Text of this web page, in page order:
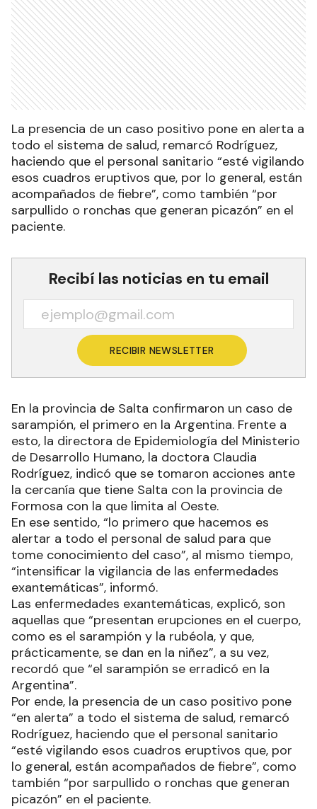
La presencia de un caso positivo pone en alerta a
todo el sistema de salud, remarcó Rodríguez,
haciendo que el personal sanitario “esté vigilando
esos cuadros eruptivos que, por lo general, están
acompañados de fiebre”, como también “por
sarpullido o ronchas que generan picazón” en el
paciente.
Recibí las noticias en tu email
RECIBIR NEWSLETTER
En la provincia de Salta confirmaron un caso de
sarampión, el primero en la Argentina. Frente a
esto, la directora de Epidemiología del Ministerio
de Desarrollo Humano, la doctora Claudia
Rodríguez, indicó que se tomaron acciones ante
la cercanía que tiene Salta con la provincia de
Formosa con la que limita al Oeste.
En ese sentido, “lo primero que hacemos es
alertar a todo el personal de salud para que
tome conocimiento del caso”, al mismo tiempo,
“intensificar la vigilancia de las enfermedades
exantemáticas”, informó.
Las enfermedades exantemáticas, explicó, son
aquellas que “presentan erupciones en el cuerpo,
como es el sarampión y la rubéola, y que,
prácticamente, se dan en la niñez”, a su vez,
recordó que “el sarampión se erradicó en la
Argentina”.
Por ende, la presencia de un caso positivo pone
“en alerta” a todo el sistema de salud, remarcó
Rodríguez, haciendo que el personal sanitario
“esté vigilando esos cuadros eruptivos que, por
lo general, están acompañados de fiebre”, como
también “por sarpullido o ronchas que generan
picazón” en el paciente.